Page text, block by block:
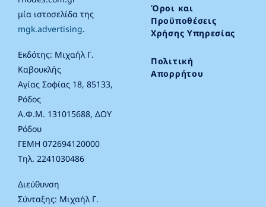
μία ιστοσελίδα της
mgk.advertising.
Εκδότης: Μιχαήλ Γ.
Καβουκλής
Αγίας Σοφίας 18, 85133,
Ρόδος
Α.Φ.Μ. 131015688, ΔΟΥ
Ρόδου
ΓΕΜΗ 072694120000
Τηλ. 2241030486
Διεύθυνση
Σύνταξης: Μιχαήλ Γ.
Όροι και
Προϋποθέσεις
Χρήσης Υπηρεσίας
Πολιτική
Απορρήτου